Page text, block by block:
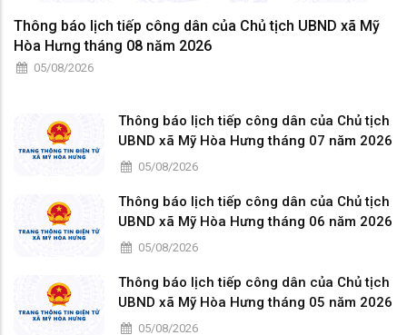
Thông báo lịch tiếp công dân của Chủ tịch UBND xã Mỹ
Hòa Hưng tháng 08 năm 2026
05/08/2026
Thông báo lịch tiếp công dân của Chủ tịch
UBND xã Mỹ Hòa Hưng tháng 07 năm 2026
05/08/2026
Thông báo lịch tiếp công dân của Chủ tịch
UBND xã Mỹ Hòa Hưng tháng 06 năm 2026
05/08/2026
Thông báo lịch tiếp công dân của Chủ tịch
UBND xã Mỹ Hòa Hưng tháng 05 năm 2026
05/08/2026